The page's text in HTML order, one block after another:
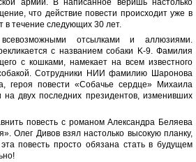
армии. В написанное веришь настолько
что действие повести происходит уже в
в течение следующих 30 лет.
отсылками и аллюзиями.
с названием собаки K-9. Фамилия
с кошками, намекает на всем известного
Сотрудники НИИ фамилию Шаронова
героя повести «Собачье сердце» Михаила
на двух последних президентов, изменивших
повесть с романом Александра Беляева
Олег Дивов взял настолько высокую планку,
повесть просто обязана стать в будущем